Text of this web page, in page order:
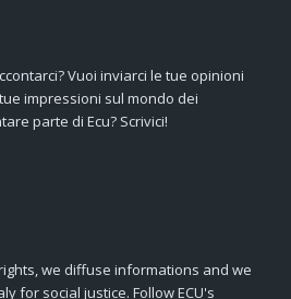
Vuoi inviarci le tue opinioni
impressioni sul mondo dei
parte di Ecu? Scrivici!
we diffuse informations and we
for social justice. Follow ECU's